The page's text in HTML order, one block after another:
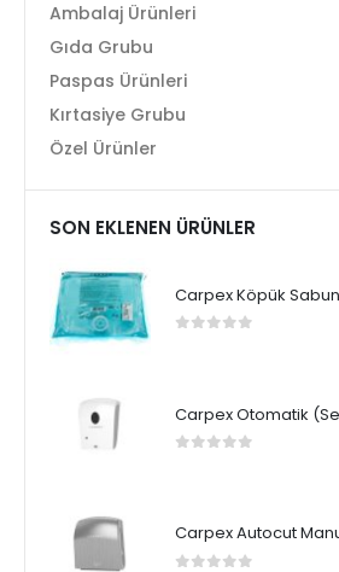
Ambalaj Ürünleri
Gıda Grubu
Paspas Ürünleri
Kırtasiye Grubu
Özel Ürünler
SON EKLENEN ÜRÜNLER
Carpex Köpük